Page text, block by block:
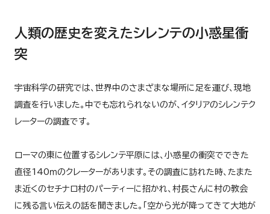
人類の歴史を変えたシレンテの小惑星衝
突
宇宙科学の研究では、世界中のさまざまな場所に足を運び、現地
調査を行いました。中でも忘れられないのが、イタリアのシレンテク
レーターの調査です。
ローマの東に位置するシレンテ平原には、小惑星の衝突でできた
直径140ｍのクレーターがあります。その調査に訪れた時、たまた
ま近くのセチナロ村のパーティーに招かれ、村長さんに村の教会
に残る言い伝えの話を聞きました。「空から光が降ってきて大地が